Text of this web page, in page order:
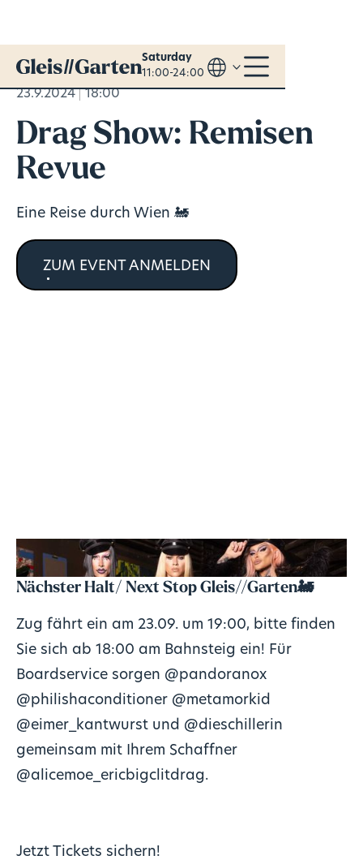
Saturday
11:00-24:00
23.9.2024 18:00
Drag Show: Remisen
Revue
Eine Reise durch Wien 🚂
ZUM EVENT ANMELDEN
Nächster Halt/ Next Stop Gleis//Garten🚂
Zug fährt ein am 23.09. um 19:00, bitte finden
Sie sich ab 18:00 am Bahnsteig ein! Für
Boardservice sorgen @pandoranox
@philishaconditioner @metamorkid
@eimer_kantwurstund @dieschillerin
gemeinsam mit Ihrem Schaffner
@alicemoe_ericbigclitdrag.
Jetzt Tickets sichern!